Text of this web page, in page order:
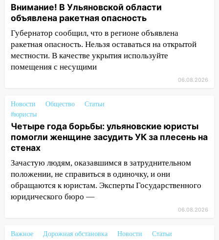
07:18 В Ульяновск идет
тридцатиградусная жара: какая будет
погода в четверг
06:00 Четыре года борьбы: ульяновские
юристы помогли женщине засудить УК
05:00
прибыль, а кому — испытания на
прочность
05.08.2026
22:58
ДТП с мотоциклистом
20:22 Мошенники обманули 92-летнюю
жительницу Ульяновской области
заработал уголовное дело
Внимание! В Ульяновской области
объявлена ракетная опасность
Губернатор сообщил, что в регионе объявлена
ракетная опасность. Нельзя оставаться на открытой
местности. В качестве укрытия используйте
помещения с несущими
06.08.2026
Новости Общество
Статьи
#юристы
Четыре года борьбы: ульяновские юристы
помогли женщине засудить УК за плесень на
стенах
Зачастую людям, оказавшимся в затруднительном
положении, не справиться в одиночку, и они
обращаются к юристам. Эксперты Государственного
юридического бюро —
06.08.2026
Важное Дорожная обстановка Новости
Статьи